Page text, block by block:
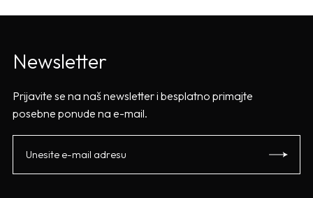
Newsletter
Prijavite se na naš newsletter i besplatno primajte
posebne ponude na e-mail.